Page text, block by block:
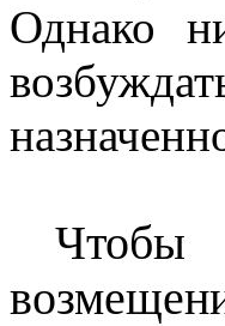
Однако
Чтобы